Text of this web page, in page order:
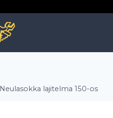
Neulasokka lajitelma 150-os